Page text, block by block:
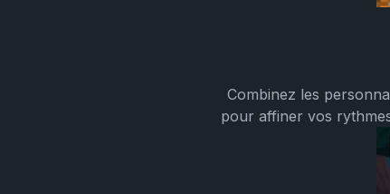
Combinez les
pour affiner vos